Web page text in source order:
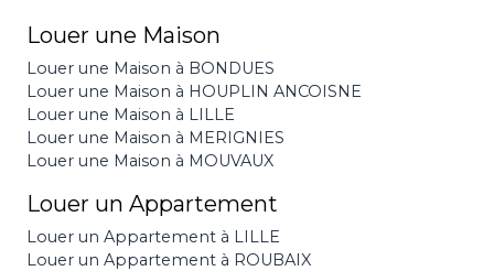
Louer une Maison
Louer une Maison à BONDUES
Louer une Maison à HOUPLIN ANCOISNE
Louer une Maison à LILLE
Louer une Maison à MERIGNIES
Louer une Maison à MOUVAUX
Louer un Appartement
Louer un Appartement à LILLE
Louer un Appartement à ROUBAIX